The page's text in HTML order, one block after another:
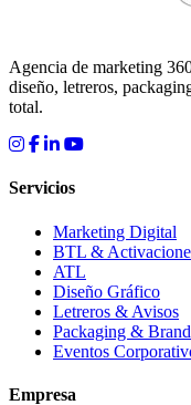
Agencia de marketing
diseño, letreros,
total.
Servicios
Marketing Digital
BTL &
ATL
Diseño Gráfico
Letreros & Avisos
Packaging &
Eventos
Empresa